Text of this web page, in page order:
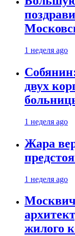
1 неделя ago
двух
1 неделя ago
Жара
1 неделя ago
жилого